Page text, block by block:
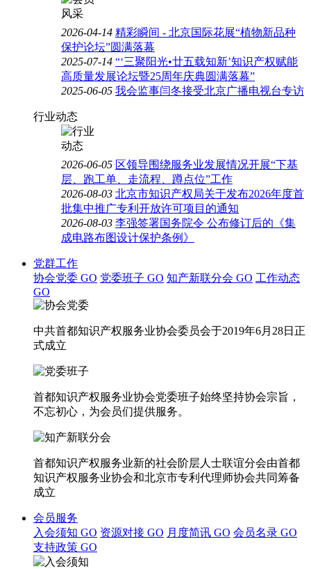
2026-04-14 精彩瞬间 - 北京国际花展“植物新品种
保护论坛”圆满落幕
2025-07-14 “‘三聚阳光•廿五载知新’知识产权赋能
高质量发展论坛暨25周年庆典圆满落幕”
2025-06-05 我会监事闫冬接受北京广播电视台专访
行业动态
2026-06-05 区领导围绕服务业发展情况开展“下基
层、跑工单、走流程、蹲点位”工作
2026-08-03 北京市知识产权局关于发布2026年度首
批集中推广专利开放许可项目的通知
2026-08-03 李强签署国务院令 公布修订后的《集
成电路布图设计保护条例》
党群工作
协会党委 GO 党委班子 GO 知产新联分会 GO 工作动态
GO
中共首都知识产权服务业协会委员会于2019年6月28日正
式成立
首都知识产权服务业协会党委班子始终坚持协会宗旨，
不忘初心，为会员们提供服务。
首都知识产权服务业新的社会阶层人士联谊分会由首都
知识产权服务业协会和北京市专利代理师协会共同筹备
成立
会员服务
入会须知 GO 资源对接 GO 月度简讯 GO 会员名录 GO
支持政策 GO